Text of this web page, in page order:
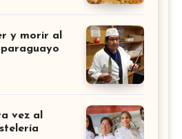
y morir al
vez al